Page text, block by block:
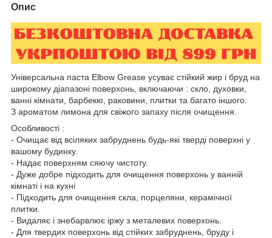
Опис
Універсальна паста Elbow Grease усуває стійкий жир і бруд на
широкому діапазоні поверхонь, включаючи : скло, духовки,
ванні кімнати, барбекю, раковини, плитки та багато іншого.
З ароматом лимона для свіжого запаху після очищення.
Особливості :
- Очищає від всіляких забруднень будь-які тверді поверхні у
вашому будинку.
- Надає поверхням сяючу чистоту.
- Дуже добре підходить для очищення поверхонь у ванній
кімнаті і на кухні
- Підходить для очищення скла, порцеляни, керамічної
плитки.
- Видаляє і знебарвлює іржу з металевих поверхонь.
- Для твердих поверхонь від стійких забруднень, бруду і